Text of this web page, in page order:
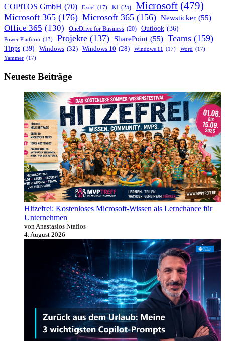
COPiTOS GmbH (70) Excel (17) KI (25) Microsoft (479)
Microsoft 365 (176) Microsoft 365 (156) Newsticker (55)
Office 365 (130) OneDrive for Business (20) Outlook (36)
Power Platform (13) Projekte (137) SharePoint (55) Teams (159)
Tipps (39) Windows (32) Windows 10 (28) Windows 11 (17) Word (17)
Yammer (17)
Neueste Beiträge
Hitzefrei: Kostenloses Microsoft-Wissen als Lernchance für
Unternehmen
von Anastasios Ntaflos
4. August 2026